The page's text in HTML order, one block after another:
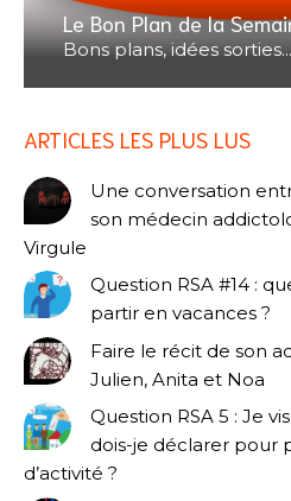
Le Bon Plan de la
Bons plans, idées sorties...
ARTICLES LES PLUS LUS
Une conversation
son médecin
Virgule
Question RSA #14 :
partir en vacances ?
Faire le récit de son
Julien, Anita et Noa
Question RSA 5 : Je
dois-je déclarer pour
d’activité ?